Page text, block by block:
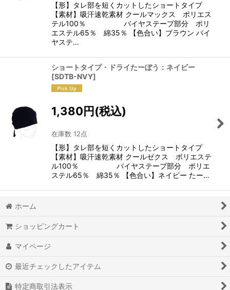
【形】タレ部を短くカットしたショートタイプ
【素材】吸汗速乾素材 クールマックス ポリエス
テル100％ バイヤステープ部分 ポリ
エステル65％ 綿35％ 【色合い】ブラウン バイ
ヤステ…
ショートタイプ・ドライたーぼう：ネイビー
[SDTB-NVY]
1,380円(税込)
在庫数 12点
【形】タレ部を短くカットしたショートタイプ
【素材】吸汗速乾素材 クールゼクス ポリエステ
ル100％ バイヤステープ部分 ポリエ
ステル65％ 綿35％ 【色合い】ネイビー たー…
ホーム
ショッピングカート
マイページ
最近チェックしたアイテム
特定商取引法表示